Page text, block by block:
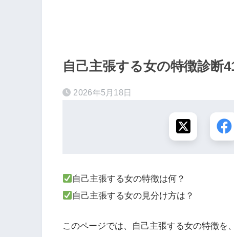
自己主張する女の特徴診断
2026年5月18日
自己主張する女の特徴は何？
自己主張する女の見分け方は？
このページでは、自己主張する女の特徴を